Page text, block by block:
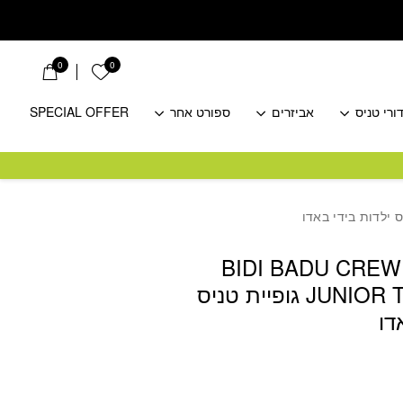
0 הרשימה שלי
0
טניס אביזרים ספורט אחר
SPECIAL OFFER
BIDI BADU
JUNIOR TANK GIRLS גופיית טניס